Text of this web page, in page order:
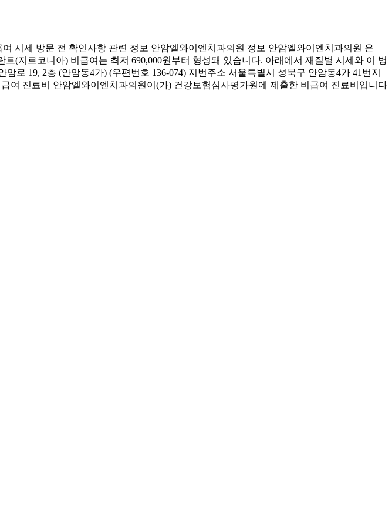
시세 방문 전 확인사항 관련 정보 안암엘와이엔치과의원 정보 안암엘와이엔치과의원 은
(지르코니아) 비급여는 최저 690,000원부터 형성돼 있습니다. 아래에서 재질별 시세와 이 병
19, 2층 (안암동4가) (우편번호 136-074) 지번주소 서울특별시 성북구 안암동4가 41번지
여 진료비 안암엘와이엔치과의원이(가) 건강보험심사평가원에 제출한 비급여 진료비입니다